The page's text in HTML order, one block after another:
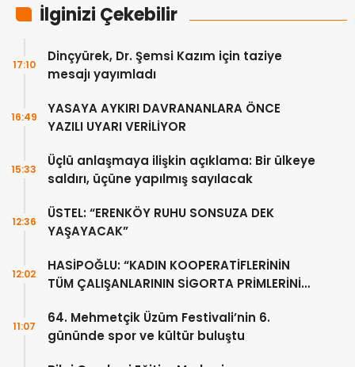
İlginizi Çekebilir
Dinçyürek, Dr. Şemsi Kazım için taziye
mesajı yayımladı
17:10
YASAYA AYKIRI DAVRANANLARA ÖNCE
YAZILI UYARI VERİLİYOR
16:49
Üçlü anlaşmaya ilişkin açıklama: Bir ülkeye
saldırı, üçüne yapılmış sayılacak
15:33
ÜSTEL: “ERENKÖY RUHU SONSUZA DEK
YAŞAYACAK”
12:36
HASİPOĞLU: “KADIN KOOPERATİFLERİNİN
TÜM ÇALIŞANLARININ SİGORTA PRİMLERİNİ
12:02
64. Mehmetçik Üzüm Festivali’nin 6.
gününde spor ve kültür buluştu
11:07